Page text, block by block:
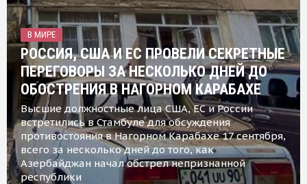
В МИРЕ
РОССИЯ, США И ЕС ПРОВЕЛИ СЕКРЕТНЫЕ
ПЕРЕГОВОРЫ ЗА НЕСКОЛЬКО ДНЕЙ ДО
ОБОСТРЕНИЯ В НАГОРНОМ КАРАБАХЕ
Высшие должностные лица США, ЕС и России
встретились в Стамбуле для обсуждения
противостояния в Нагорном Карабахе 17 сентября,
всего за несколько дней до того, как
Азербайджан начал обстрел непризнанной
республики